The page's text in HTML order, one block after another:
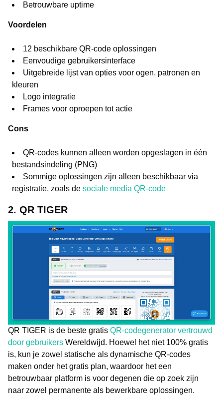
Betrouwbare uptime
Voordelen
12 beschikbare QR-code oplossingen
Eenvoudige gebruikersinterface
Uitgebreide lijst van opties voor ogen, patronen en
kleuren
Logo integratie
Frames voor oproepen tot actie
Cons
QR-codes kunnen alleen worden opgeslagen in één
bestandsindeling (PNG)
Sommige oplossingen zijn alleen beschikbaar via
registratie, zoals de sociale media QR-code
2. QR TIGER
QR TIGER is de beste gratis QR-codegenerator vertrouwd
door gebruikers Wereldwijd. Hoewel het niet 100% gratis
is, kun je zowel statische als dynamische QR-codes
maken onder het gratis plan, waardoor het een
betrouwbaar platform is voor degenen die op zoek zijn
naar zowel permanente als bewerkbare oplossingen.